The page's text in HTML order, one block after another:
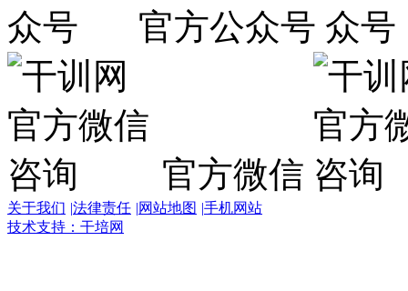
官方公众号
官方微信
关于我们 |法律责任 |网站地图 |手机网站
技术支持：干培网